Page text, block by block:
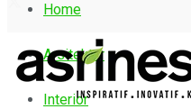
Home
Arsitektur
Interior